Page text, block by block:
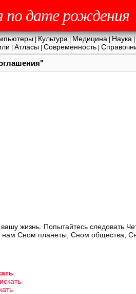
по дате рождения
|Культура|Медицина|Наука|
Атласы Современность
жизнь. Попытайтесь следовать
Сном планеты, Сном общества,
искать